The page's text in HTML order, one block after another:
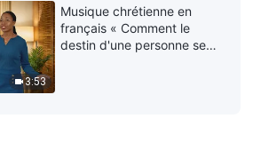
Musique chrétienne « Après le
retour de Dieu à Sion »
3:53
Musique chrétienne en
français « Comment le
destin d'une personne se